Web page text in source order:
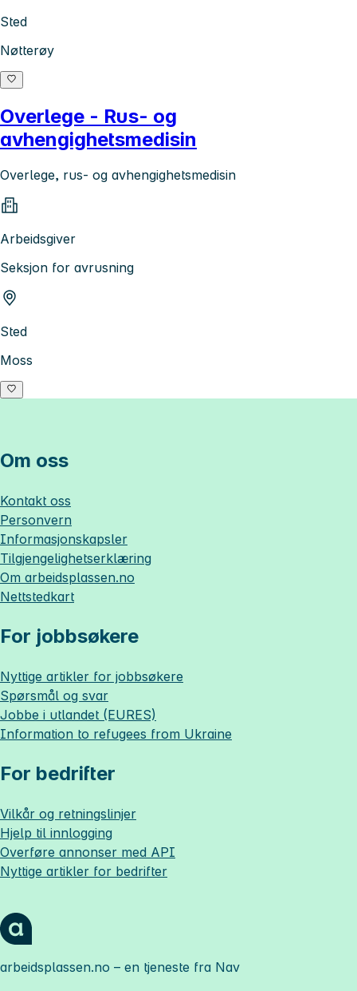
Sted
Nøtterøy
Overlege - Rus- og
avhengighetsmedisin
Overlege, rus- og avhengighetsmedisin
Arbeidsgiver
Seksjon for avrusning
Sted
Moss
Om oss
Kontakt oss
Personvern
Informasjonskapsler
Tilgjengelighetserklæring
Om arbeidsplassen.no
Nettstedkart
For jobbsøkere
Nyttige artikler for jobbsøkere
Spørsmål og svar
Jobbe i utlandet (EURES)
Information to refugees from Ukraine
For bedrifter
Vilkår og retningslinjer
Hjelp til innlogging
Overføre annonser med API
Nyttige artikler for bedrifter
arbeidsplassen.no – en tjeneste fra Nav